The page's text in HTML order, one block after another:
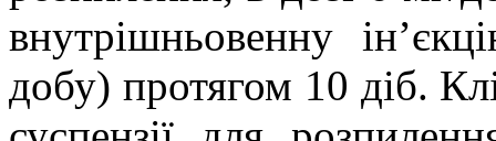
внутрішньовенну
добу) протягом 10 діб.